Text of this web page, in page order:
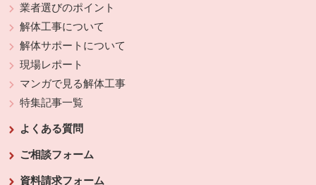
業者選びのポイント
解体工事について
解体サポートについて
現場レポート
マンガで見る解体工事
特集記事一覧
よくある質問
ご相談フォーム
資料請求フォーム